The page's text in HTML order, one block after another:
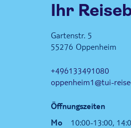
Ihr
Gartenstr. 5
55276 Oppenheim
+496133491080
oppenheim1@tui-
Öffnungszeiten
Mo
10:00-13:00,